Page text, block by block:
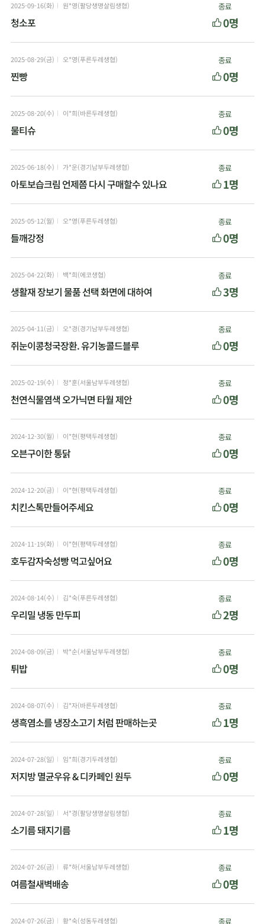
2025-09-16(화) 원*영(팔당생명살림생협)
청소포
종료
0명
2025-08-29(금) 오*영(푸른두레생협)
찐빵
종료
0명
2025-08-20(수) 이*희(바른두레생협)
물티슈
종료
0명
2025-06-18(수) 가*운(경기남부두레생협)
아토보습크림 언제쯤 다시 구매할수 있나요
종료
1명
2025-05-12(월) 오*영(푸른두레생협)
들깨강정
종료
0명
2025-04-22(화) 백*희(에코생협)
생활재 장보기 물품 선택 화면에 대하여
종료
3명
2025-04-11(금) 오*경(경기남부두레생협)
쥐눈이콩청국장환. 유기농콜드블루
종료
0명
2025-02-19(수) 정*훈(서울남부두레생협)
천연식물염색 오가닉면 타월 제안
종료
0명
2024-12-30(월) 이*현(평택두레생협)
오븐구이한 통닭
종료
0명
2024-12-20(금) 이*현(평택두레생협)
치킨스톡만들어주세요
종료
0명
2024-11-19(화) 이*현(평택두레생협)
호두감자숙성빵 먹고싶어요
종료
0명
2024-08-14(수) 김*숙(푸른두레생협)
우리밀 냉동 만두피
종료
2명
2024-08-09(금) 박*순(서울남부두레생협)
튀밥
종료
0명
2024-08-07(수) 김*자(바른두레생협)
생흑염소를 냉장소고기 처럼 판매하는곳
종료
1명
2024-07-28(일) 임*희(경기두레생협)
저지방 멸균우유 & 디카페인 원두
종료
0명
2024-07-28(일) 서*경(팔당생명살림생협)
소기름 돼지기름
종료
1명
2024-07-26(금) 류*하(서울남부두레생협)
여름철새벽배송
종료
0명
2024-07-26(금) 황*숙(성동두레생협) 종료